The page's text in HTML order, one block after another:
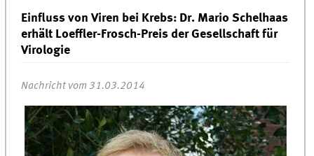
Einfluss von Viren bei Krebs: Dr. Mario Schelhaas
erhält Loeffler-Frosch-Preis der Gesellschaft für
Virologie
Nachricht vom 31.03.2014